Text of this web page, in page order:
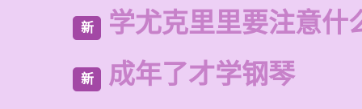
新 学尤克里里要注意什
新 成年了才学钢琴